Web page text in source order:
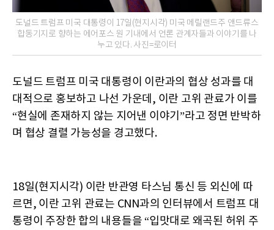
도널드 트럼프 미국 대통령이 17일(현지시각) 미국 메릴랜드주 앤드류스
합동기지로 향하는 에어포스 원 기내에서 언론 관계자들과 이야기를 나
누고 있다. 사진=로이터
도널드 트럼프 미국 대통령이 이란과의 협상 성과를 대
대적으로 홍보하고 나선 가운데, 이란 고위 관료가 이를
“현실에 존재하지 않는 지어낸 이야기”라고 정면 반박하
며 협상 결렬 가능성을 경고했다.
18일(현지시각) 이란 반관영 타스님 통신 등 외신에 따
르면, 이란 고위 관료는 CNN과의 인터뷰에서 트럼프 대
통령이 주장한 합의 내용들을 “입맛대로 왜곡된 허위 주